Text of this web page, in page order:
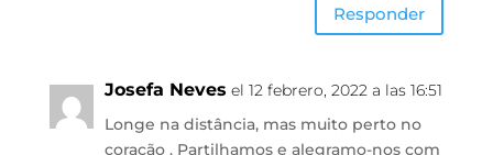
Responder
Josefa Neves el 12 febrero, 2022 a las 16:51
Longe na distância, mas muito perto no
coração . Partilhamos e alegramo-nos com